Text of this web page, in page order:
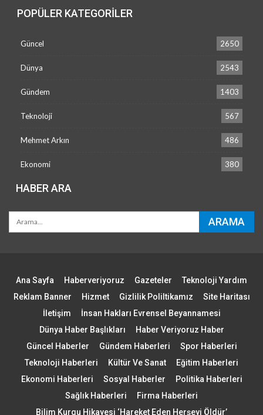
POPÜLER KATEGORILER
Güncel 2650
Dünya 2543
Gündem 1403
Teknoloji 567
Mehmet Arkın 486
Ekonomi 380
HABER ARA
Ana Sayfa Haberveriyoruz Gazeteler
Teknoloji Yardım
Reklam Banner
Hizmet Gizlilik Poliltikamız
Site Haritası
İletişim
İnsan Hakları Evrensel Beyannamesi
Dünya Haber Başlıkları
Haber Veriyoruz Haber
Güncel Haberler
Gündem Haberleri
Spor Haberleri
Teknoloji Haberleri
Kültür Ve Sanat
Eğitim Haberleri
Ekonomi Haberleri
Sosyal Haberler
Politika Haberleri
Sağlık Haberleri
Firma Haberleri
Bilim Kurgu Hikayesi ‘Hareket Eden Herşeyi Öldür’